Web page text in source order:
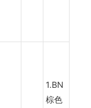
1.BN
棕色